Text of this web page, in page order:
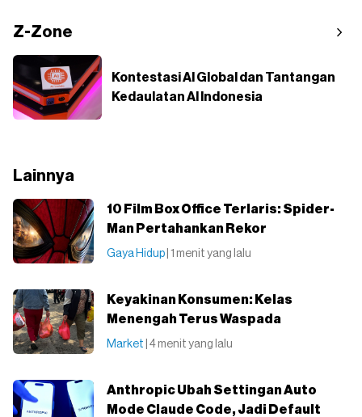
Z-Zone
Kontestasi AI Global dan Tantangan
Kedaulatan AI Indonesia
Lainnya
10 Film Box Office Terlaris: Spider-
Man Pertahankan Rekor
Gaya Hidup | 1 menit yang lalu
Keyakinan Konsumen: Kelas
Menengah Terus Waspada
Market | 4 menit yang lalu
Anthropic Ubah Settingan Auto
Mode Claude Code, Jadi Default